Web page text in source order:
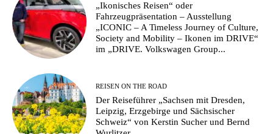
„Ikonisches Reisen“ oder
Fahrzeugpräsentation – Ausstellung
„ICONIC – A Timeless Journey of Culture,
Society and Mobility – Ikonen im DRIVE“
im „DRIVE. Volkswagen Group...
REISEN ON THE ROAD
Der Reiseführer „Sachsen mit Dresden,
Leipzig, Erzgebirge und Sächsischer
Schweiz“ von Kerstin Sucher und Bernd